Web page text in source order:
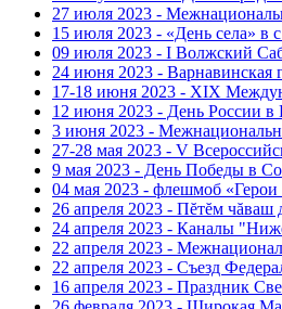
27 июля 2023 -
15 июля 2023 - «День села» в
09 июля 2023 - I Волжский
24 июня 2023 - Варнавинская
17-18 июня 2023 - XIX
12 июня 2023 - День России
3 июня 2023 -
27-28 мая 2023 - V
9 мая 2023 - День Победы в
04 мая 2023 - флешмоб
26 апреля 2023 - Пĕтĕм чăваш
24 апреля 2023 - Каналы
22 апреля 2023 -
22 апреля 2023 - Съезд
16 апреля 2023 - Праздник